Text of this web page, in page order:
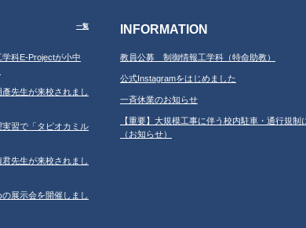
一覧
科E-Projectが小中
先生が来校されまし
習で「タピオカミル
先生が来校されまし
展示会を開催しまし
INFORMATION
教員公募 制御情報工学科（特命助教）
公式Instagramをはじめました
一斉休業のお知らせ
【重要】大規模工事に伴う校内駐車・通行規制
（お知らせ）